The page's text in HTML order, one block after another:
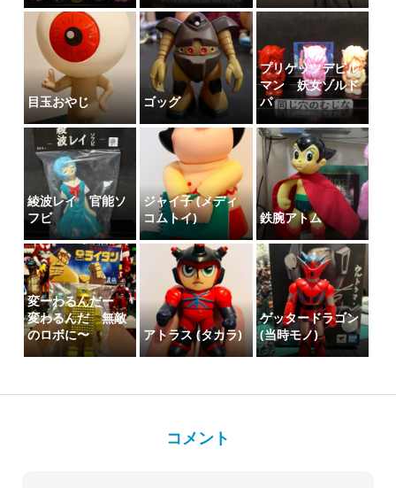
目玉おやじ ゴッグ
プリケッツデビル
マン 妖女ゾルド
パ
綾波レイ 官能ソ
フビ
ジャイ子 (メディ
コムトイ)
鉄腕アトム
変ーわるんだー
変わるんだ 無敵
のロボに〜
アトラス (タカラ)
ゲッタードラゴン
(当時モノ)
コメント